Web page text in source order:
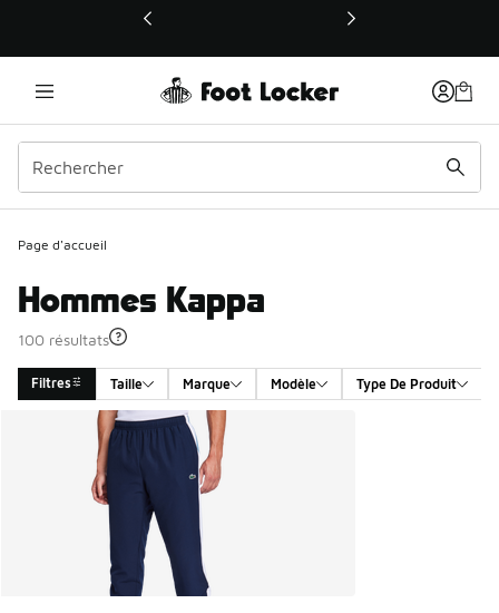
Ce lien ouvrira une nouvelle fenêtre
Page d'accueil
Hommes Kappa
100 résultats
Filtres Taille Marque Modèle Type De Produit
Search Results